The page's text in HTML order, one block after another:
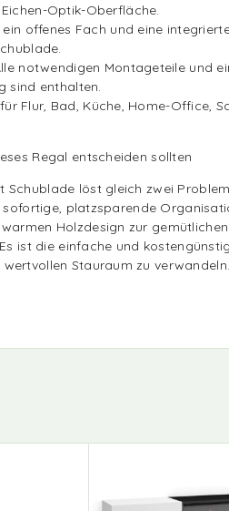
Optik-Oberfläche.
offenes Fach und eine
notwendigen Montageteile und
sind enthalten.
Flur, Bad, Küche, Home-Office,
Regal entscheiden sollten
Schublade löst gleich zwei
sofortige, platzsparende
Holzdesign zur
ist die einfache und
Stauraum zu verwandeln.